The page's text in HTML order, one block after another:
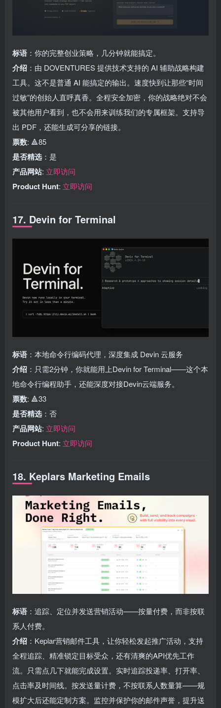
标语 ：你的完整创业策略，几分钟就能搞定。
介绍 ：由 DOVENTURES 提供技术支持的 AI 辅助战略构建
工具。这不是普通 AI 能搞定的输出。速度快到让那些“时间
过敏”的创始人直呼真香。全程安全加密，你的战略绝对不会
被其他用户看到，也不会用来训练我们的专属框架。支持导
出 PDF，还能生成可分享的链接。
票数: 🔺85
是否精选 ：是
产品网站: 立即访问
Product Hunt: 立即访问
17. Devin for Terminal
标语 ：本地命令行编码代理，深度集成 Devin 云服务
介绍 ：只需2分钟，你就能用上Devin for Terminal——这个本
地命令行编程助手，还能深度对接Devin云端服务。
票数: 🔺33
是否精选 ：否
产品网站: 立即访问
Product Hunt: 立即访问
18. Keplars Marketing Emails
标语 ：追踪、定位并发送营销活动——按量付费，而非按联
系人付费。
介绍 ：Keplar营销邮件工具，让你轻松发起推广活动，支持
全程追踪、精准锁定目标受众，还有清爽的API优先工作
流。只需点几下就能完成设置。实时追踪投递率、打开率、
点击率及时间线。按发送量计费，不按联系人数量算——规
模扩大后还能定制方案。监控并保护你的邮件声誉，提升送